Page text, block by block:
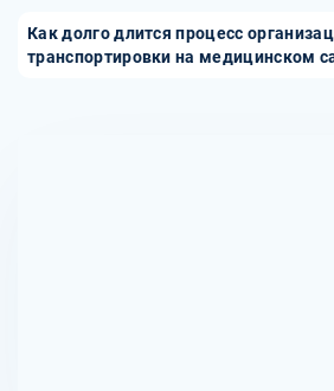
когда необходима экстренная
пациенту требуется
состояния пациента медицинским
организуется медицинский самолет,
Как долго длится процесс
транспортировки на медицинском